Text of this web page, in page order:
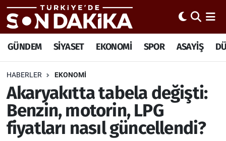
GÜNDEM SİYASET EKONOMİ SPOR ASAYİŞ
HABERLER EKONOMİ
Akaryakıtta tabela değişti:
Benzin, motorin, LPG
fiyatları nasıl güncellendi?
Trafik Durumu
Süper Lig Puan Durumu ve Fikstür
Tüm Manşetler